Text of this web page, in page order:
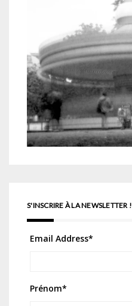
S'INSCRIRE À LA NEWSLETTER !
Email Address*
Prénom*